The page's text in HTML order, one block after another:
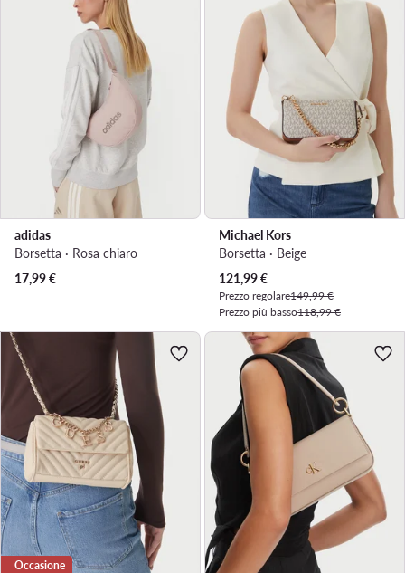
adidas
Borsetta · Rosa chiaro
17,99€
Michael Kors
Borsetta · Beige
Prezzo attuale
121,99€
Prezzo regolare149,99 €
Prezzo più basso118,99 €
Occasione